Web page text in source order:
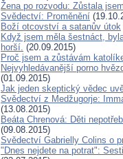
Žena po rozvodu: Zůstala
Svědectví: Proměnění
Boží otcovství a satanův útok
Když jsem měla šestnáct,
horší. (20.09.2015)
Proč jsem a zůstávám
Nejvyhledávanější porno
(01.09.2015)
Jak jeden skeptický vědec
Svědectví z Medžugorje:
(13.08.2015)
Beáta Chrenová: Děti
(09.08.2015)
Svědectví Gabrielly Colins o
"Dnes nejdete na potrat":